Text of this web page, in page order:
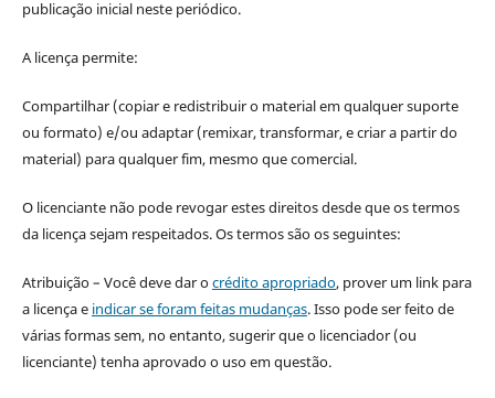
publicação inicial neste periódico.
A licença permite:
Compartilhar (copiar e redistribuir o material em qualquer suporte
ou formato) e/ou adaptar (remixar, transformar, e criar a partir do
material) para qualquer fim, mesmo que comercial.
O licenciante não pode revogar estes direitos desde que os termos
da licença sejam respeitados. Os termos são os seguintes:
Atribuição – Você deve dar ocrédito apropriado, prover um link para
a licença e indicar se foram feitas mudanças. Isso pode ser feito de
várias formas sem, no entanto, sugerir que o licenciador (ou
licenciante) tenha aprovado o uso em questão.